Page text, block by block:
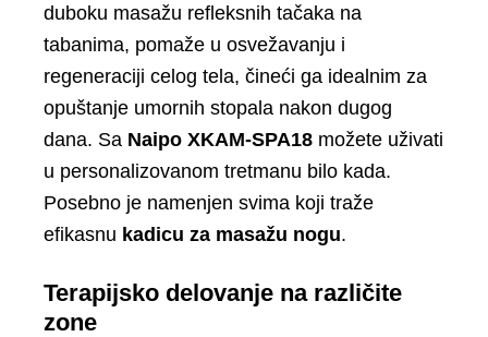
duboku masažu refleksnih tačaka na
tabanima, pomaže u osvežavanju i
regeneraciji celog tela, čineći ga idealnim za
opuštanje umornih stopala nakon dugog
dana. Sa Naipo XKAM-SPA18 možete uživati
u personalizovanom tretmanu bilo kada.
Posebno je namenjen svima koji traže
efikasnu kadicu za masažu nogu.
Terapijsko delovanje na različite
zone